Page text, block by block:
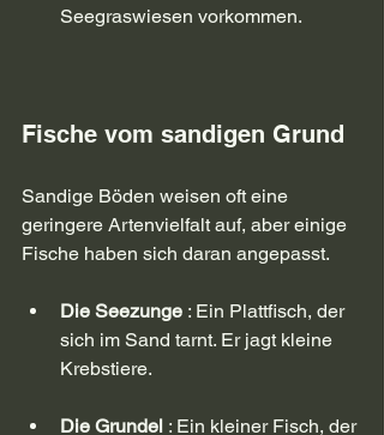
Seegraswiesen vorkommen.
Fische vom sandigen Grund
Sandige Böden weisen oft eine
geringere Artenvielfalt auf, aber einige
Fische haben sich daran angepasst.
Die Seezunge : Ein Plattfisch, der
sich im Sand tarnt. Er jagt kleine
Krebstiere.
Die Grundel : Ein kleiner Fisch, der